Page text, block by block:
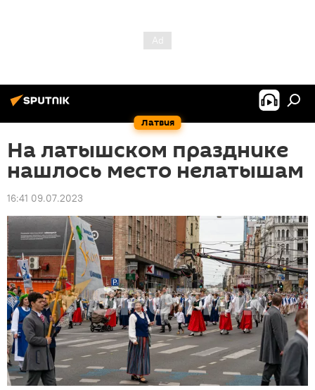
Латвия
На латышском празднике
нашлось место нелатышам
16:41 09.07.2023